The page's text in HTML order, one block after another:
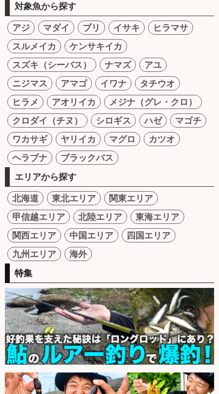
対象魚から探す
アジ マダイ ブリ イサキ
ヒラマサ
スルメイカ
ケンサキイカ
スズキ（シーバス）
ナマズ
アユ
ニジマス
アマゴ イワナ
タチウオ
ヒラメ
アオリイカ
メジナ（グレ・クロ）
クロダイ（チヌ）
シロギス ハゼ
マゴチ
ワカサギ
ヤリイカ マグロ
カツオ
ヘラブナ
ブラックバス
エリアから探す
北海道 東北エリア
関東エリア
甲信越エリア
北陸エリア
東海エリア
関西エリア
中国エリア
四国エリア
九州エリア
海外
特集